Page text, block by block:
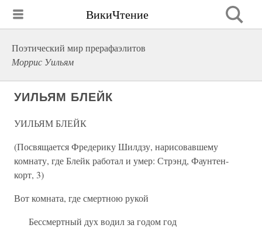
ВикиЧтение
Поэтический мир прерафаэлитов
Моррис Уильям
УИЛЬЯМ БЛЕЙК
УИЛЬЯМ БЛЕЙК
(Посвящается Фредерику Шилдзу, нарисовавшему
комнату, где Блейк работал и умер: Стрэнд, Фаунтен-
корт, 3)
Вот комната, где смертною рукой
Бессмертный дух водил за годом год